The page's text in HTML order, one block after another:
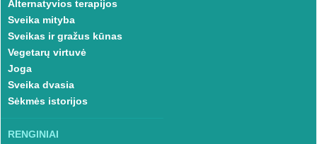
Alternatyvios terapijos
Sveika mityba
Sveikas ir gražus kūnas
Vegetarų virtuvė
Joga
Sveika dvasia
Sėkmės istorijos
RENGINIAI